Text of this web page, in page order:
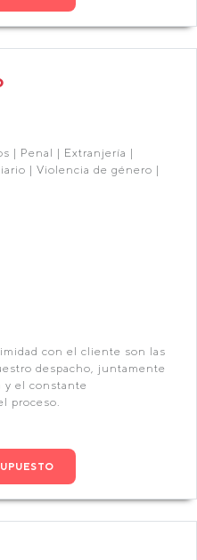
| Penal | Extranjería |
| Violencia de género |
con el cliente son las
despacho, juntamente
y el constante
proceso.